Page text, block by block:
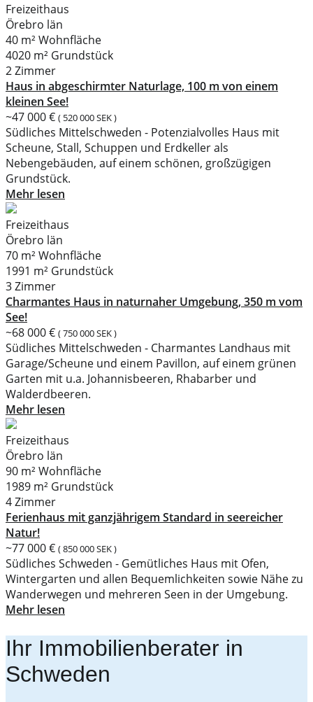
Freizeithaus
Örebro län
40 m² Wohnfläche
4020 m² Grundstück
2 Zimmer
Haus in abgeschirmter Naturlage, 100 m von einem
kleinen See!
~47 000 € ( 520 000 SEK )
Südliches Mittelschweden - Potenzialvolles Haus mit
Scheune, Stall, Schuppen und Erdkeller als
Nebengebäuden, auf einem schönen, großzügigen
Grundstück.
Mehr lesen
Freizeithaus
Örebro län
70 m² Wohnfläche
1991 m² Grundstück
3 Zimmer
Charmantes Haus in naturnaher Umgebung, 350 m vom
See!
~68 000 € ( 750 000 SEK )
Südliches Mittelschweden - Charmantes Landhaus mit
Garage/Scheune und einem Pavillon, auf einem grünen
Garten mit u.a. Johannisbeeren, Rhabarber und
Walderdbeeren.
Mehr lesen
Freizeithaus
Örebro län
90 m² Wohnfläche
1989 m² Grundstück
4 Zimmer
Ferienhaus mit ganzjährigem Standard in seereicher
Natur!
~77 000 € ( 850 000 SEK )
Südliches Schweden - Gemütliches Haus mit Ofen,
Wintergarten und allen Bequemlichkeiten sowie Nähe zu
Wanderwegen und mehreren Seen in der Umgebung.
Mehr lesen
Ihr Immobilienberater in
Schweden